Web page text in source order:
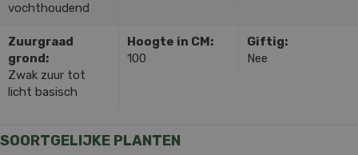
vochthoudend
Zuurgraad
grond:
Zwak zuur tot
licht basisch
Hoogte in CM:
100
Giftig:
Nee
SOORTGELIJKE PLANTEN